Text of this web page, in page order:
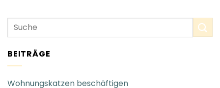
BEITRÄGE
Wohnungskatzen beschäftigen